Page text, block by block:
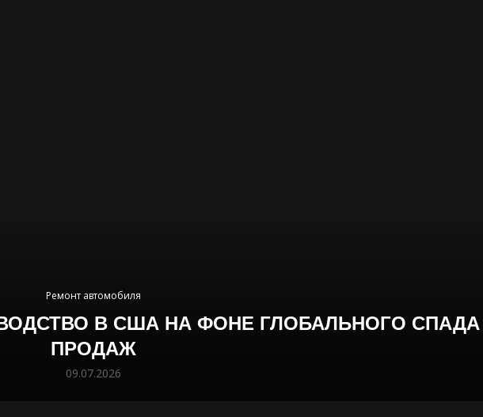
Ремонт автомобиля
В США НА ФОНЕ ГЛОБАЛЬНОГО СПАДА
ПРОДАЖ
09.07.2026